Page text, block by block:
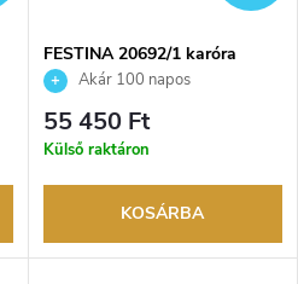
FESTINA 20692/1 karóra
Akár 100 napos
visszaküldési lehetőség. Hivatalos
márkakereskedő.
55 450 Ft
Külső raktáron
KOSÁRBA